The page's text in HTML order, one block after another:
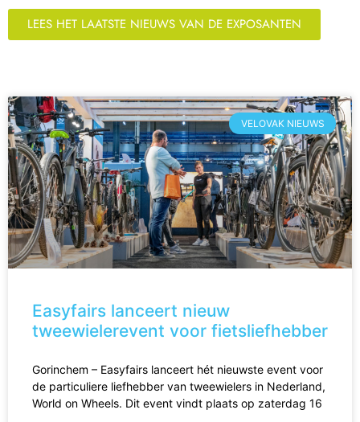
LEES HET LAATSTE NIEUWS VAN DE EXPOSANTEN
VELOVAK NIEUWS
Easyfairs lanceert nieuw
tweewielerevent voor fietsliefhebber
Gorinchem – Easyfairs lanceert hét nieuwste event voor
de particuliere liefhebber van tweewielers in Nederland,
World on Wheels. Dit event vindt plaats op zaterdag 16